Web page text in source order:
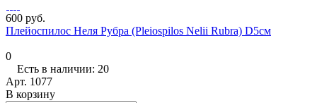
600 руб.
Плейоспилос Неля Рубра (Pleiospilos Nelii Rubra) D5см
0
Есть в наличии: 20
Арт. 1077
В корзину